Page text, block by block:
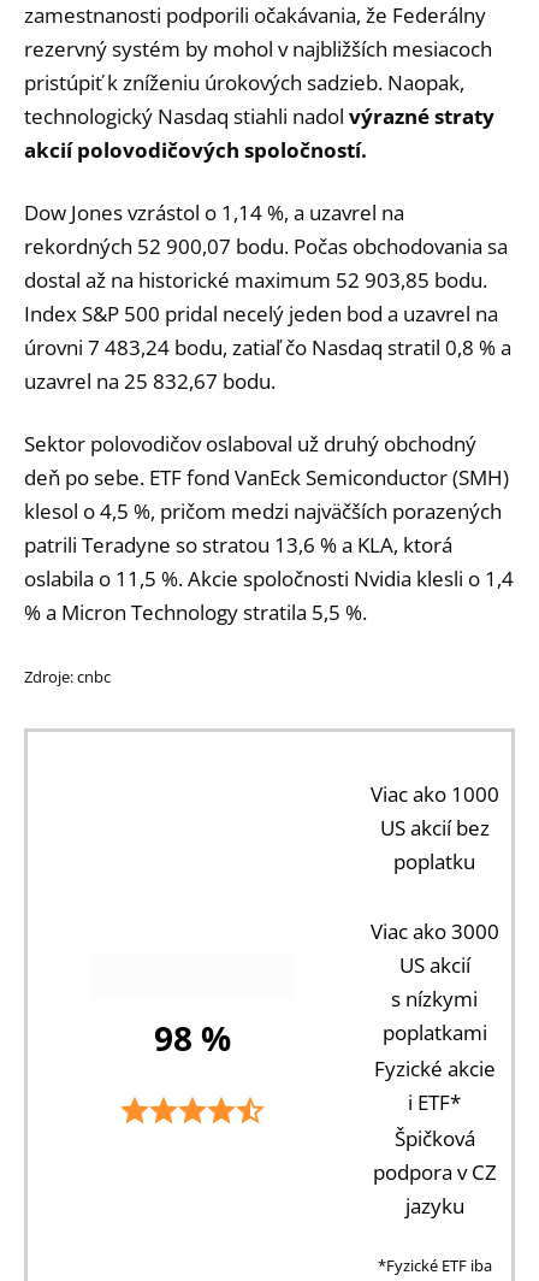
zamestnanosti podporili očakávania, že Federálny
rezervný systém by mohol v najbližších mesiacoch
pristúpiť k zníženiu úrokových sadzieb. Naopak,
technologický Nasdaq stiahli nadol výrazné straty
akcií polovodičových spoločností.
Dow Jones vzrástol o 1,14 %, a uzavrel na
rekordných 52 900,07 bodu. Počas obchodovania sa
dostal až na historické maximum 52 903,85 bodu.
Index S&P 500 pridal necelý jeden bod a uzavrel na
úrovni 7 483,24 bodu, zatiaľ čo Nasdaq stratil 0,8 % a
uzavrel na 25 832,67 bodu.
Sektor polovodičov oslaboval už druhý obchodný
deň po sebe. ETF fond VanEck Semiconductor (SMH)
klesol o 4,5 %, pričom medzi najväčších porazených
patrili Teradyne so stratou 13,6 % a KLA, ktorá
oslabila o 11,5 %. Akcie spoločnosti Nvidia klesli o 1,4
% a Micron Technology stratila 5,5 %.
Zdroje: cnbc
98 %
Viac ako 1000
US akcií bez
poplatku
Viac ako 3000
US akcií
s nízkymi
poplatkami
Fyzické akcie
i ETF*
Špičková
podpora v CZ
jazyku
*Fyzické ETF iba